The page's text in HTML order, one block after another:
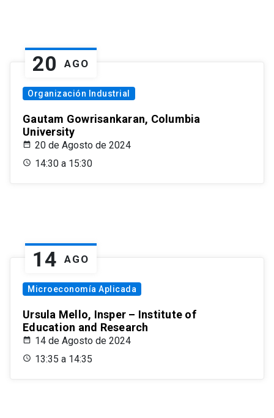
20 AGO
Organización Industrial
Gautam Gowrisankaran, Columbia
University
20 de Agosto de 2024
14:30 a 15:30
14 AGO
Microeconomía Aplicada
Ursula Mello, Insper – Institute of
Education and Research
14 de Agosto de 2024
13:35 a 14:35